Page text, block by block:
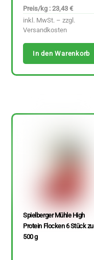
Preis/kg : 23,43 €
inkl. MwSt. – zzgl.
Versandkosten
In den Warenkorb
Spielberger Mühle High
Protein Flocken 6 Stück zu
500 g